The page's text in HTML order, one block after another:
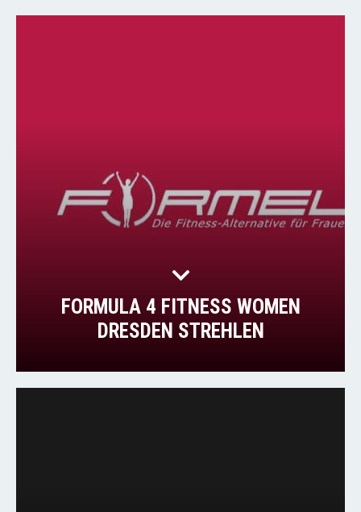
FORMULA 4 FITNESS WOMEN
DRESDEN STREHLEN